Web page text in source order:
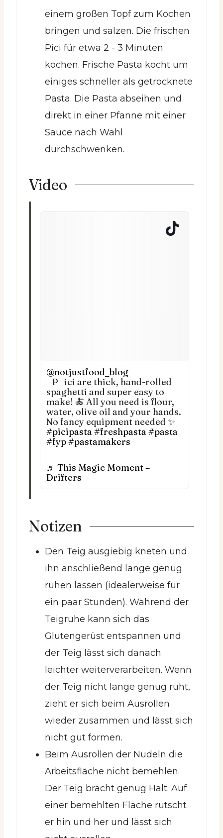
einem großen Topf zum Kochen
bringen und salzen. Die frischen
Pici für etwa 2 - 3 Minuten
kochen. Frische Pasta kocht um
einiges schneller als getrocknete
Pasta. Die Pasta abseihen und
direkt in einer Pfanne mit einer
Sauce nach Wahl
durchschwenken.
Video
@notjustfood_blog
Pici are thick, hand-rolled
spaghetti and super easy to
make! 🍝 All you need is flour,
water, olive oil and your hands.
No fancy equipment needed ✨
#picipasta #freshpasta #pasta
#fyp#pastamakers
♬ This Magic Moment –
Drifters
Notizen
Den Teig ausgiebig kneten und
ihn anschließend lange genug
ruhen lassen (idealerweise für
ein paar Stunden). Während der
Teigruhe kann sich das
Glutengerüst entspannen und
der Teig lässt sich danach
leichter weiterverarbeiten. Wenn
der Teig nicht lange genug ruht,
zieht er sich beim Ausrollen
wieder zusammen und lässt sich
nicht gut formen.
Beim Ausrollen der Nudeln die
Arbeitsfläche nicht bemehlen.
Der Teig bracht genug Halt. Auf
einer bemehlten Fläche rutscht
er hin und her und lässt sich